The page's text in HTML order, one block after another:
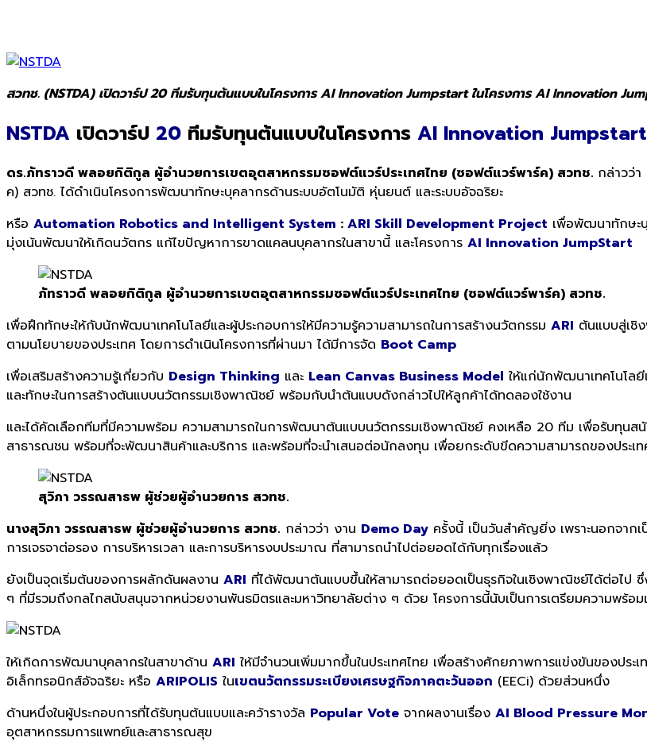
สวทช. (NSTDA) เปิดวาร์ป 20 ทีมรับทุนต้นแบบในโครงการ AI Innovation Jumpstart ในโครงการ AI Innovation
NSTDA เปิดวาร์ป 20 ทีมรับทุนต้นแบบในโครงการ AI Innovation Jumpstart
ดร.ภัทราวดี พลอยกิติกูล ผู้อำนวยการเขตอุตสาหกรรมซอฟต์แวร์ประเทศไทย (ซอฟต์แวร์พาร์ค) สวทช. กล่าวว่า
ค) สวทช. ได้ดำเนินโครงการพัฒนาทักษะบุคลากรด้านระบบอัตโนมัติ หุ่นยนต์ และระบบอัจฉริยะ
หรือ Automation Robotics and Intelligent System : ARI Skill Development Project เพื่อพัฒนาทักษะ
มุ่งเน้นพัฒนาให้เกิดนวัตกร แก้ไขปัญหาการขาดแคลนบุคลากรในสาขานี้ และโครงการ AI Innovation JumpStart
ภัทราวดี พลอยกิติกูล ผู้อำนวยการเขตอุตสาหกรรมซอฟต์แวร์ประเทศไทย (ซอฟต์แวร์พาร์ค) สวทช.
เพื่อฝึกทักษะให้กับนักพัฒนาเทคโนโลยีและผู้ประกอบการให้มีความรู้ความสามารถในการสร้างนวัตกรรม ARI ต้นแบบสู่เชิ
ตามนโยบายของประเทศ โดยการดำเนินโครงการที่ผ่านมา ได้มีการจัด Boot Camp
เพื่อเสริมสร้างความรู้เกี่ยวกับ Design Thinking และ Lean Canvas Business Model ให้แก่นักพัฒนาเทคโนโลยี
และทักษะในการสร้างต้นแบบนวัตกรรมเชิงพาณิชย์ พร้อมกับนำต้นแบบดังกล่าวไปให้ลูกค้าได้ทดลองใช้งาน
และได้คัดเลือกทีมที่มีความพร้อม ความสามารถในการพัฒนาต้นแบบนวัตกรรมเชิงพาณิชย์ คงเหลือ 20 ทีม เพื่อรับทุนส
สาธารณชน พร้อมที่จะพัฒนาสินค้าและบริการ และพร้อมที่จะนำเสนอต่อนักลงทุน เพื่อยกระดับขีดความสามารถของประเท
สุวิภา วรรณสาธพ ผู้ช่วยผู้อำนวยการ สวทช.
นางสุวิภา วรรณสาธพ ผู้ช่วยผู้อำนวยการ สวทช. กล่าวว่า งาน Demo Day ครั้งนี้ เป็นวันสำคัญยิ่ง เพราะนอกจากเ
การเจรจาต่อรอง การบริหารเวลา และการบริหารงบประมาณ ที่สามารถนำไปต่อยอดได้กับทุกเรื่องแล้ว
ยังเป็นจุดเริ่มต้นของการผลักดันผลงาน ARI ที่ได้พัฒนาต้นแบบขึ้นให้สามารถต่อยอดเป็นธุรกิจในเชิงพาณิชย์ได้ต่อไป
ๆ ที่มีรวมถึงกลไกสนับสนุนจากหน่วยงานพันธมิตรและมหาวิทยาลัยต่าง ๆ ด้วย โครงการนี้นับเป็นการเตรียมความพร้อม
ให้เกิดการพัฒนาบุคลากรในสาขาด้าน ARI ให้มีจำนวนเพิ่มมากขึ้นในประเทศไทย เพื่อสร้างศักยภาพการแข่งขันของปร
อิเล็กทรอนิกส์อัจฉริยะ หรือ ARIPOLIS ในเขตนวัตกรรมระเบียงเศรษฐกิจภาคตะวันออก (EECi) ด้วยส่วนหนึ่ง
ด้านหนึ่งในผู้ประกอบการที่ได้รับทุนต้นแบบและคว้ารางวัล Popular Vote จากผลงานเรื่อง AI Blood Pressure
อุตสาหกรรมการแพทย์และสาธารณสุข